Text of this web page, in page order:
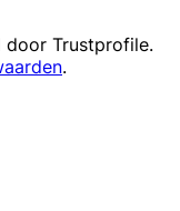
door Trustprofile.
.